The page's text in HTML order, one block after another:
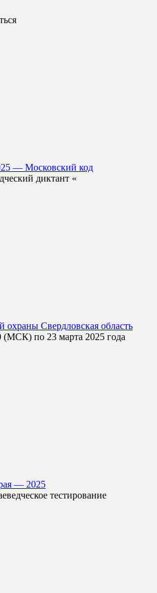
— Московский код
диктант «
охраны Свердловская область
(МСК) по 23 марта 2025 года
— 2025
тестирование